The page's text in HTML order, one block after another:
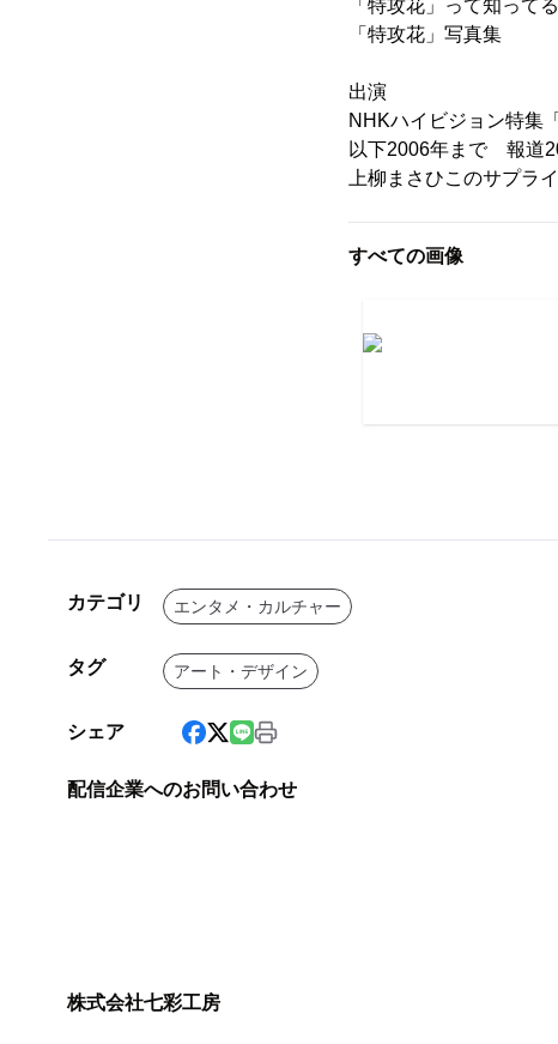
「特攻花」って知って
「特攻花」写真集
出演
NHKハイビジョン特集
以下2006年まで 報道
上柳まさひこのサプラ
すべての画像
カテゴリ エンタメ・カルチャー
タグ アート・デザイン
シェア
配信企業へのお問い合わせ
株式会社七彩工房